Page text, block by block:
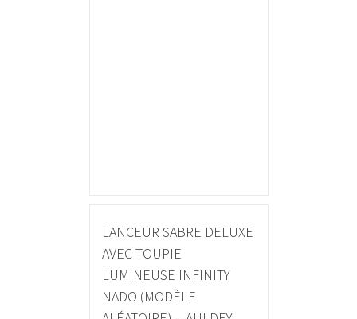
LANCEUR SABRE DELUXE
AVEC TOUPIE
LUMINEUSE INFINITY
NADO (MODÈLE